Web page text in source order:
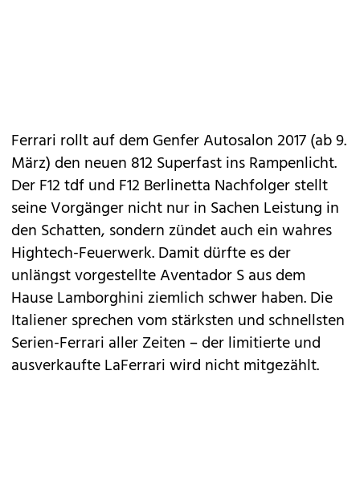
Ferrari rollt auf dem Genfer Autosalon 2017 (ab 9.
März) den neuen 812 Superfast ins Rampenlicht.
DerF12 tdfund F12 Berlinetta Nachfolger stellt
seine Vorgänger nicht nur in Sachen Leistung in
den Schatten, sondern zündet auch ein wahres
Hightech-Feuerwerk. Damit dürfte es der
unlängst vorgestellteAventador Saus dem
Hause Lamborghini ziemlich schwer haben. Die
Italiener sprechen vom stärksten und schnellsten
Serien-Ferrari aller Zeiten – der limitierte und
ausverkaufteLaFerrariwird nicht mitgezählt.